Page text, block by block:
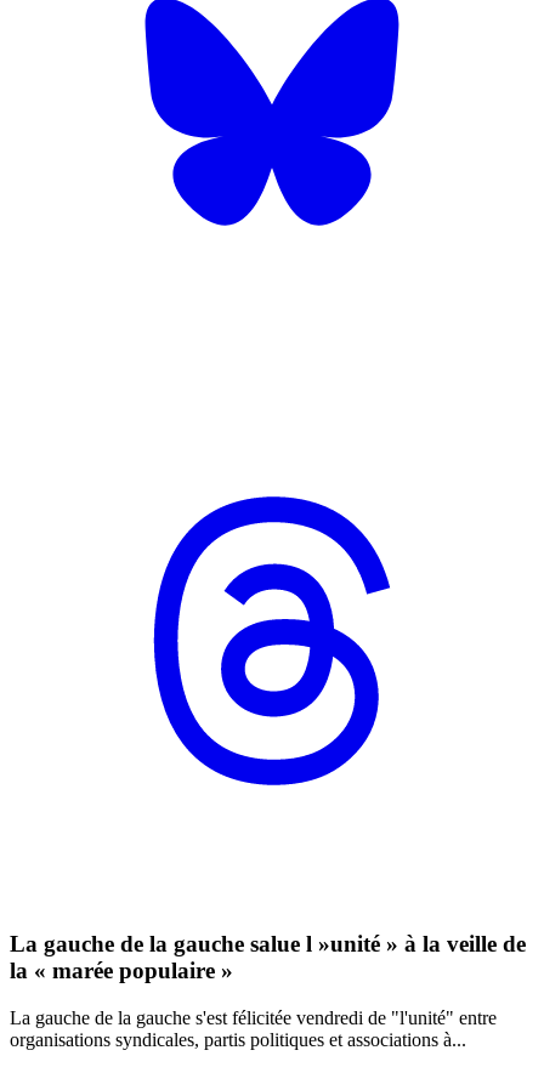
La gauche de la gauche salue l »unité » à la veille de
la « marée populaire »
La gauche de la gauche s'est félicitée vendredi de "l'unité" entre
organisations syndicales, partis politiques et associations à...